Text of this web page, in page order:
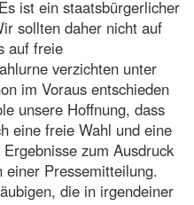
ist ein staatsbürgerlicher
sollten daher nicht auf
auf freie
verzichten unter
im Voraus entschieden
unsere Hoffnung, dass
eine freie Wahl und eine
zum Ausdruck
einer Pressemitteilung.
die in irgendeiner